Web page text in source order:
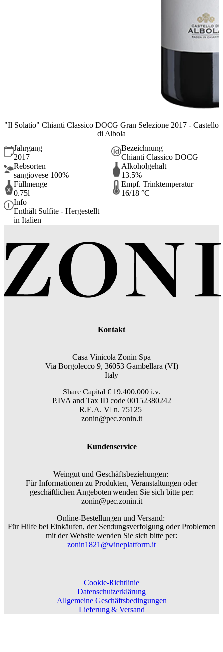
"Il Solatìo" Chianti Classico DOCG Gran Selezione 2017 - Castello
di Albola
Jahrgang
2017
Bezeichnung
Chianti Classico DOCG
Rebsorten
sangiovese 100%
Alkoholgehalt
13.5%
Füllmenge
0.75l
Empf. Trinktemperatur
16/18 °C
Info
Enthält Sulfite - Hergestellt
in Italien
Kontakt
Casa Vinicola Zonin Spa
Via Borgolecco 9, 36053 Gambellara (VI)
Italy
Share Capital € 19.400.000 i.v.
P.IVA and Tax ID code 00152380242
R.E.A. VI n. 75125
zonin@pec.zonin.it
Kundenservice
Weingut und Geschäftsbeziehungen:
Für Informationen zu Produkten, Veranstaltungen oder
geschäftlichen Angeboten wenden Sie sich bitte per:
zonin@pec.zonin.it
Online-Bestellungen und Versand:
Für Hilfe bei Einkäufen, der Sendungsverfolgung oder Problemen
mit der Website wenden Sie sich bitte per:
zonin1821@wineplatform.it
Cookie-Richtlinie
Datenschutzerklärung
Allgemeine Geschäftsbedingungen
Lieferung & Versand